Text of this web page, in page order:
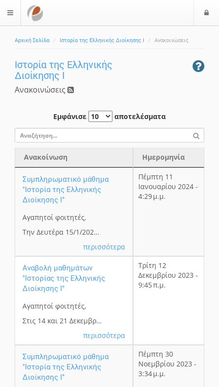
$langMenu
Αρχική Σελίδα Ιστορία της Ελληνικής Διοίκησης Ι Ανακοινώσεις
Ιστορία της Ελληνικής
Διοίκησης Ι
Ανακοινώσεις
Εμφάνισε αποτελέσματα
Ανακοίνωση
Ημερομηνία
Ημερομηνία
Συμπληρωματικό μάθημα
"Ιστορία της Ελληνικής
Διοίκησης Ι"
Αγαπητοί φοιτητές,
Την Δευτέρα 15/1/202…
περισσότερα
Πέμπτη 11
Ιανουαρίου 2024 -
4:29 μ.μ.
Αναβολή μαθημάτων
"Ιστορίας της Ελληνικής
Διοίκησης Ι"
Αγαπητοί φοιτητές,
Στις 14 και 21 Δεκεμβρ…
περισσότερα
Τρίτη 12
Δεκεμβρίου 2023 -
9:45 π.μ.
Συμπληρωματικό μάθημα
"Ιστορία της Ελληνικής
Διοίκησης Ι"
Πέμπτη 30
Νοεμβρίου 2023 -
3:34 μ.μ.